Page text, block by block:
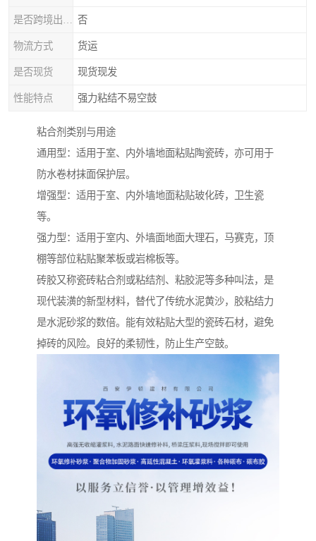
否
物流方式 货运
是否现货 现货现发
性能特点 强力粘结不易空鼓
粘合剂类别与用途
通用型：适用于室、内外墙地面粘贴陶瓷砖，亦可用于
防水卷材抹面保护层。
增强型：适用于室、内外墙地面粘贴玻化砖，卫生瓷
等。
强力型：适用于室内、外墙面地面大理石，马赛克，顶
棚等部位粘贴聚苯板或岩棉板等。
砖胶又称瓷砖粘合剂或粘结剂、粘胶泥等多种叫法，是
现代装潢的新型材料，替代了传统水泥黄沙，胶粘结力
是水泥砂浆的数倍。能有效粘贴大型的瓷砖石材，避免
掉砖的风险。良好的柔韧性，防止生产空鼓。